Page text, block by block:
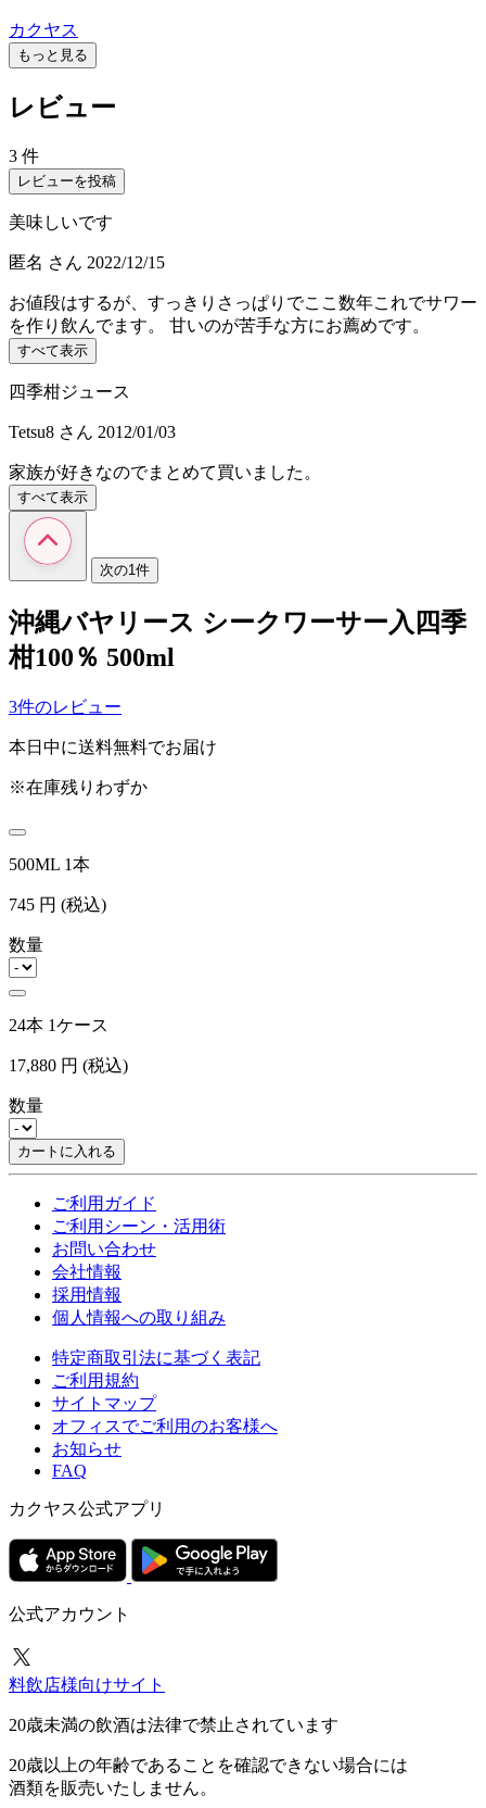
カクヤス
もっと見る
レビュー
3 件
レビューを投稿
美味しいです
匿名 さん 2022/12/15
お値段はするが、すっきりさっぱりでここ数年これでサワー
を作り飲んでます。 甘いのが苦手な方にお薦めです。
すべて表示
四季柑ジュース
Tetsu8 さん 2012/01/03
家族が好きなのでまとめて買いました。
すべて表示
次の1件
沖縄バヤリース シークワーサー入四季
柑100％ 500ml
3件のレビュー
本日中に送料無料でお届け
※在庫残りわずか
500ML 1本
745 円 (税込)
数量
24本 1ケース
17,880 円 (税込)
数量
カートに入れる
ご利用ガイド
ご利用シーン・活用術
お問い合わせ
会社情報
採用情報
個人情報への取り組み
特定商取引法に基づく表記
ご利用規約
サイトマップ
オフィスでご利用のお客様へ
お知らせ
FAQ
カクヤス公式アプリ
公式アカウント
料飲店様向けサイト
20歳未満の飲酒は法律で禁止されています
20歳以上の年齢であることを確認できない場合には
酒類を販売いたしません。